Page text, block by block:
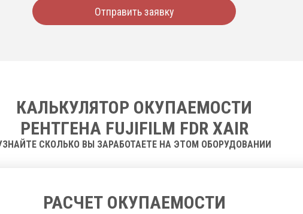
Отправить заявку
КАЛЬКУЛЯТОР ОКУПАЕМОСТИ
РЕНТГЕНА FUJIFILM FDR XAIR
СКОЛЬКО ВЫ ЗАРАБОТАЕТЕ НА ЭТОМ ОБОРУДОВАНИИ
РАСЧЕТ ОКУПАЕМОСТИ